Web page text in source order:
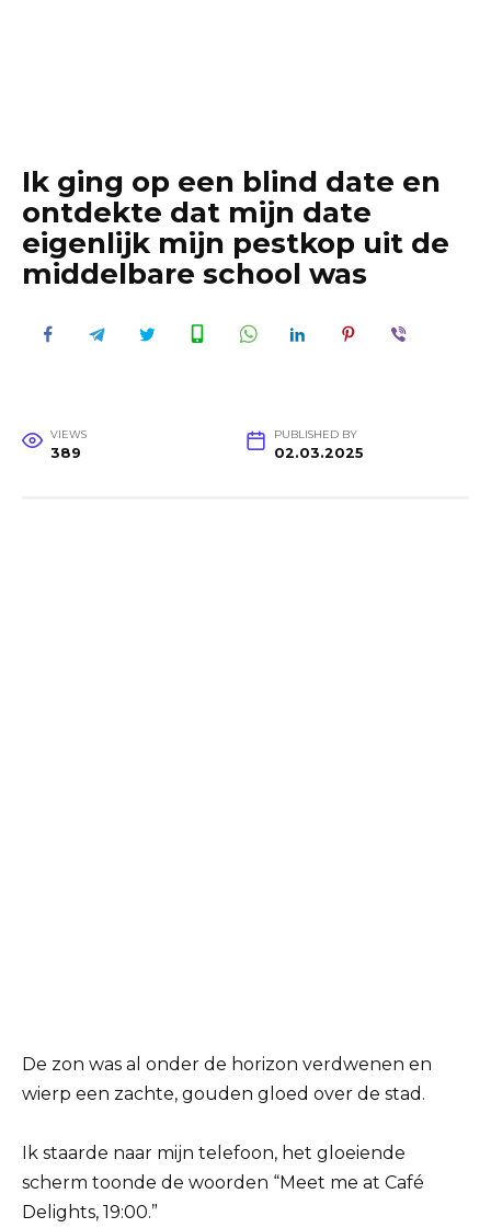
Ik ging op een blind date en
ontdekte dat mijn date
eigenlijk mijn pestkop uit de
middelbare school was
VIEWS
389
PUBLISHED BY
02.03.2025
De zon was al onder de horizon verdwenen en
wierp een zachte, gouden gloed over de stad.
Ik staarde naar mijn telefoon, het gloeiende
scherm toonde de woorden “Meet me at Café
Delights, 19:00.”